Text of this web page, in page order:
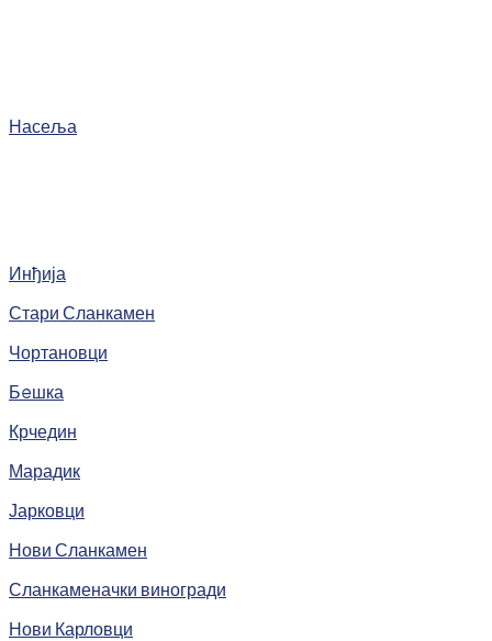
Насеља
Инђија
Стари Сланкамен
Чортановци
Бeшка
Крчедин
Марадик
Јарковци
Нови Сланкамен
Сланкаменачки виногради
Нови Карловци